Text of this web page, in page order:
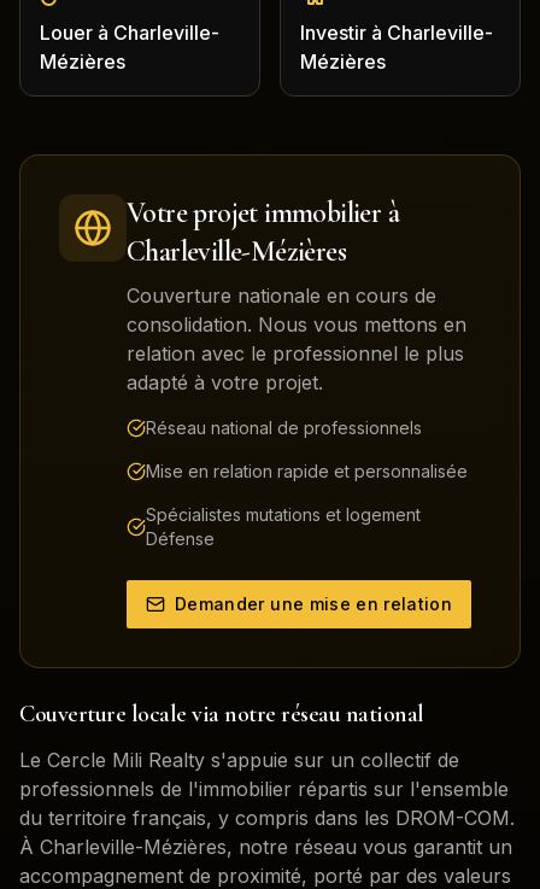
Louer à Charleville-
Mézières
Investir à Charleville-
Mézières
Votre projet immobilier à
Charleville-Mézières
Couverture nationale en cours de
consolidation. Nous vous mettons en
relation avec le professionnel le plus
adapté à votre projet.
Réseau national de professionnels
Mise en relation rapide et personnalisée
Spécialistes mutations et logement
Défense
Demander une mise en relation
Couverture locale via notre réseau national
Le Cercle Mili Realty s'appuie sur un collectif de
professionnels de l'immobilier répartis sur l'ensemble
du territoire français, y compris dans les DROM-COM.
À Charleville-Mézières, notre réseau vous garantit un
accompagnement de proximité, porté par des valeurs